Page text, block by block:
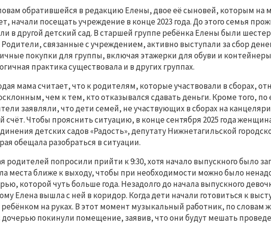
обратившейся в редакцию Елены, двое её сыновей, которым на
начали посещать учреждение в конце 2023 года. До этого семья
в другой детский сад. В старшей группе ребёнка Елены были
Родители, связанные с учреждением, активно выступали за сбор
покупки для группы, включая этажерки для обуви и
практика существовала и в других группах.
мама считает, что к родителям, которые участвовали в сборах,
чем к тем, кто отказывался сдавать деньги. Кроме того,
заявляли, что дети семей, не участвующих в сборах на
счёт. Чтобы прояснить ситуацию, в конце сентября 2025 года
детских садов «Радость», депутату Нижнетагильской
обещала разобраться в ситуации.
родителей попросили прийти к 9:30, хотя начало выпускного было
места ближе к выходу, чтобы при необходимости можно было
которой чуть больше года. Незадолго до начала выпускного
Елена вышла с ней в коридор. Когда дети начали готовиться к
ребёнком на руках. В этот момент музыкальный работник, по
дочерью покинули помещение, заявив, что они будут мешать